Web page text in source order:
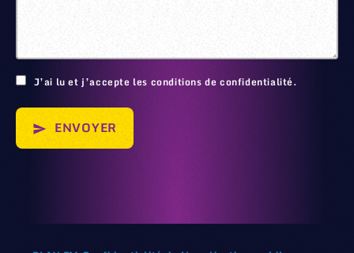
J’ai lu et j’accepte les conditions de confidentialité.
send ENVOYER